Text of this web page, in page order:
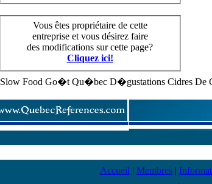
Vous êtes propriétaire de cette
entreprise et vous désirez faire
des modifications sur cette page?
Cliquez ici!
Slow Food Go�t Qu�bec D�gustations Cidres De
Accueil | Membres|